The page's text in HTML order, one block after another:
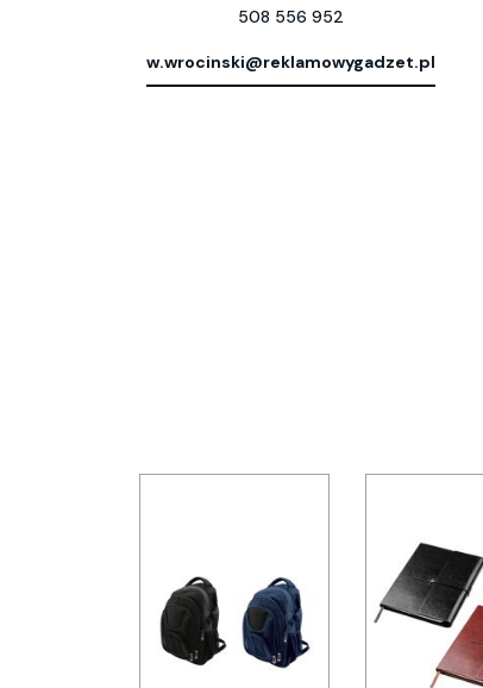
508 556 952
w.wrocinski@reklamowygadzet.pl